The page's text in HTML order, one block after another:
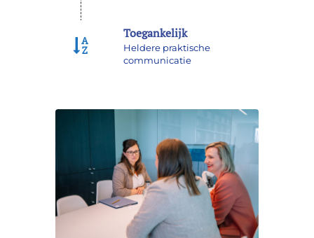
Toegankelijk
Heldere praktische
communicatie